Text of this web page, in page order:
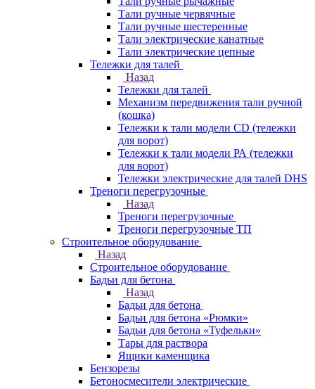
Тали ручные червячные
Тали ручные шестеренные
Тали электрические канатные
Тали электрические цепные
Тележки для талей
Назад
Тележки для талей
Механизм передвижения тали ручной
(кошка)
Тележки к тали модели CD (тележки
для ворот)
Тележки к тали модели РА (тележки
для ворот)
Тележки электрические для талей DHS
Треноги перегрузочные
Назад
Треноги перегрузочные
Треноги перегрузочные ТП
Строительное оборудование
Назад
Строительное оборудование
Бадьи для бетона
Назад
Бадьи для бетона
Бадьи для бетона «Рюмки»
Бадьи для бетона «Туфельки»
Тары для раствора
Ящики каменщика
Бензорезы
Бетоносмесители электрические